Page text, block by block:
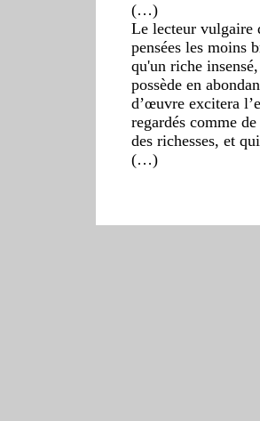
(…)
Le lecteur vulgaire
pensées les moins
qu'un riche
possède en
d’œuvre excitera
regardés comme
des richesses, et
(…)